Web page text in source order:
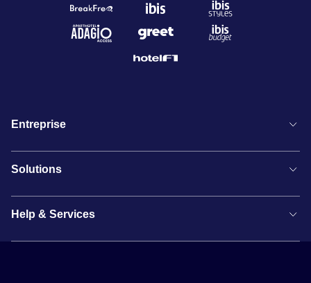
Entreprise
Solutions
Help & Services